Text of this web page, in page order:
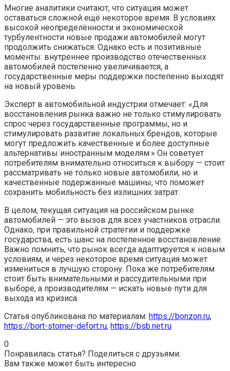
Многие аналитики считают, что ситуация может
оставаться сложной ещё некоторое время. В условиях
высокой неопределённости и экономической
турбулентности новые продажи автомобилей могут
продолжить снижаться. Однако есть и позитивные
моменты: внутреннее производство отечественных
автомобилей постепенно увеличивается, а
государственные меры поддержки постепенно выходят
на новый уровень.
Эксперт в автомобильной индустрии отмечает: «Для
восстановления рынка важно не только стимулировать
спрос через государственные программы, но и
стимулировать развитие локальных брендов, которые
могут предложить качественные и более доступные
альтернативы иностранным моделям.» Он советует
потребителям внимательно относиться к выбору — стоит
рассматривать не только новые автомобили, но и
качественные подержанные машины, что поможет
сохранить мобильность без излишних затрат.
В целом, текущая ситуация на российском рынке
автомобилей — это вызов для всех участников отрасли.
Однако, при правильной стратегии и поддержке
государства, есть шанс на постепенное восстановление.
Важно помнить, что рынок всегда адаптируется к новым
условиям, и через некоторое время ситуация может
измениться в лучшую сторону. Пока же потребителям
стоит быть внимательными и рассудительными при
выборе, а производителям — искать новые пути для
выхода из кризиса.
Статья опубликована по материалам: https://bonzon.ru,
https://bort-stomer-defort.ru, https://bsb.net.ru
0
Понравилась статья? Поделиться с друзьями:
Вам также может быть интересно